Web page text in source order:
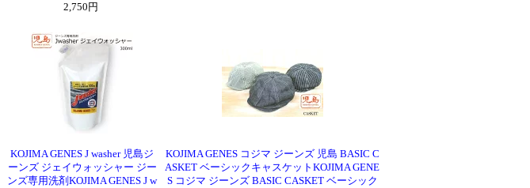
2,750円
KOJIMA GENES J washer 児島ジ
ーンズ ジェイウォッシャー ジー
ンズ専用洗剤KOJIMA GENES J w
KOJIMA GENES コジマ ジーンズ 児島 BASIC C
ASKET ベーシックキャスケットKOJIMA GENE
S コジマ ジーンズ BASIC CASKET ベーシック